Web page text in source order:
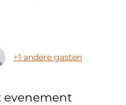
+1 andere gasten
evenement